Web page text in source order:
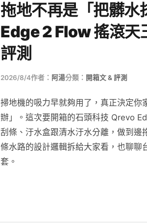
拖地不再是「把髒
Edge 2 Flow 搖滾天
評測
2026/8/4作者： 阿湯分類： 開箱文 & 評測
掃地機的吸力早就夠用了，真正決定你
辦」。這次要開箱的石頭科技 Qrevo
刮條、汙水盒跟清水汙水分離，做到邊
條水路的設計邏輯拆給大家看，也聊聊
套。